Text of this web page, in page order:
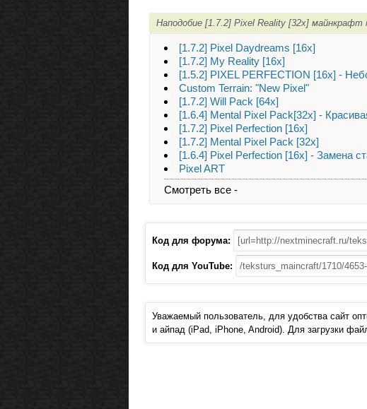
Наподобие [1.7.2] Pixel Reality [32x] майнкрафт
[1.7.2] Pixel Daydreams [16х]
[1.7.2] My Reality [16x]
[1.5.2] PIXEL PERFECTION [16х] -
Custom Terrain: "New Pixel"
[1.7.2] Will Pack [64x]
[1.6.4] Mental Pixel Pack[32x] -
[1.7.2] Pixel Perfection [16x]
[1.7.2] Mental Pixel Pack [32x]
[1.6.4] Pixel Perfection [16x] - Замена
Pixel ART
Смотреть все -
Код для форума:
Код для YouTube:
Уважаемый пользователь, для удобства сайт
и айпад (iPad, iPhone, Android). Для загрузки